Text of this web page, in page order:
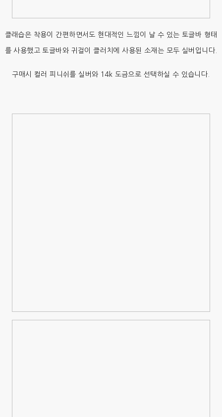
클래습은 착용이 간편하면서도 현대적인 느낌이 날 수 있는 토글바 형태
를 사용했고 토글바와 귀걸이 클러치에 사용된 소재는 모두 실버입니다.
구매시 컬러 피니쉬를 실버와 14k 도금으로 선택하실 수 있습니다.